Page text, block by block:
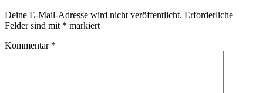
Deine E-Mail-Adresse wird nicht veröffentlicht. Erforderliche
Felder sind mit * markiert
Kommentar *